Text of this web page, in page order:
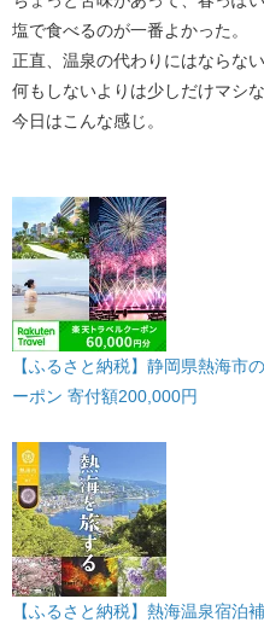
塩で食べるのが一番よかった。
正直、温泉の代わりにはならない
何もしないよりは少しだけマシな
今日はこんな感じ。
【ふるさと納税】静岡県熱海市
ーポン 寄付額200,000円
【ふるさと納税】熱海温泉宿泊